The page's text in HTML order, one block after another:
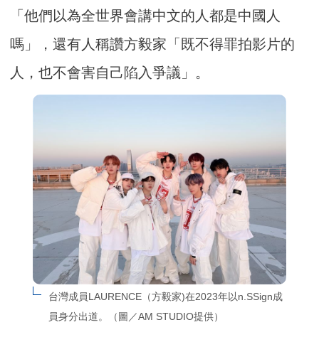
「他們以為全世界會講中文的人都是中國人
嗎」，還有人稱讚方毅家「既不得罪拍影片的
人，也不會害自己陷入爭議」。
台灣成員LAURENCE（方毅家)在2023年以n.SSign成
員身分出道。（圖／AM STUDIO提供）